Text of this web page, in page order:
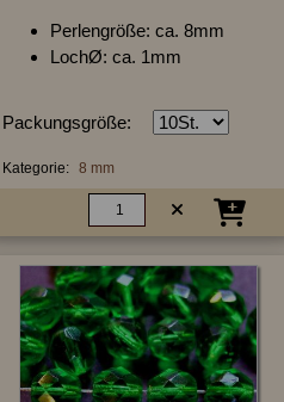
Perlengröße: ca. 8mm
LochØ: ca. 1mm
Packungsgröße:
Kategorie: 8 mm